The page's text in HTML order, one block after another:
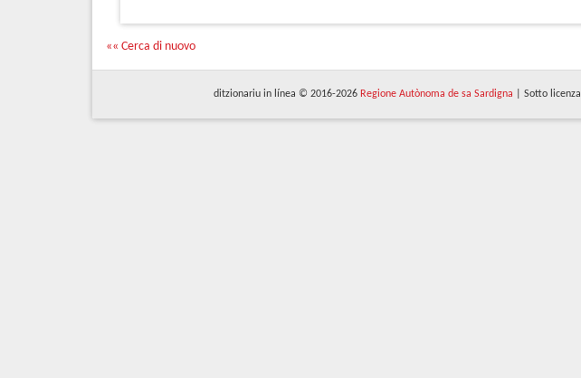
«« Cerca di nuovo
ditzionariu in línea © 2016-2026 Regione Autònoma de sa Sardigna | Sotto licenza